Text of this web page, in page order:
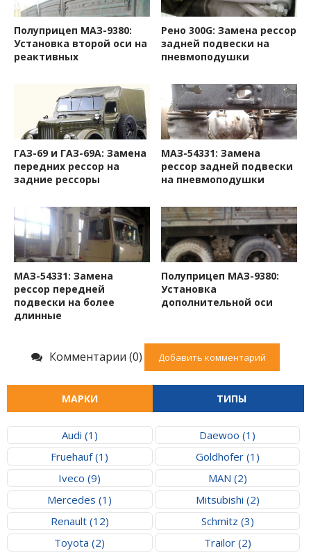
Полуприцеп МАЗ-9380:
Установка второй оси на
реактивных
Рено 300G: Замена рессор
задней подвески на
пневмоподушки
ГАЗ-69 и ГАЗ-69А: Замена
передних рессор на
задние рессоры
МАЗ-54331: Замена
рессор задней подвески
на пневмоподушки
МАЗ-54331: Замена
рессор передней
подвески на более
длинные
Полуприцеп МАЗ-9380:
Установка
дополнительной оси
Комментарии (0) Добавить комментарий
МАРКИ ТИПЫ
Audi (1)
Daewoo (1)
Fruehauf (1)
Goldhofer (1)
Iveco (9)
MAN (2)
Mercedes (1)
Mitsubishi (2)
Renault (12)
Schmitz (3)
Toyota (2)
Trailor (2)